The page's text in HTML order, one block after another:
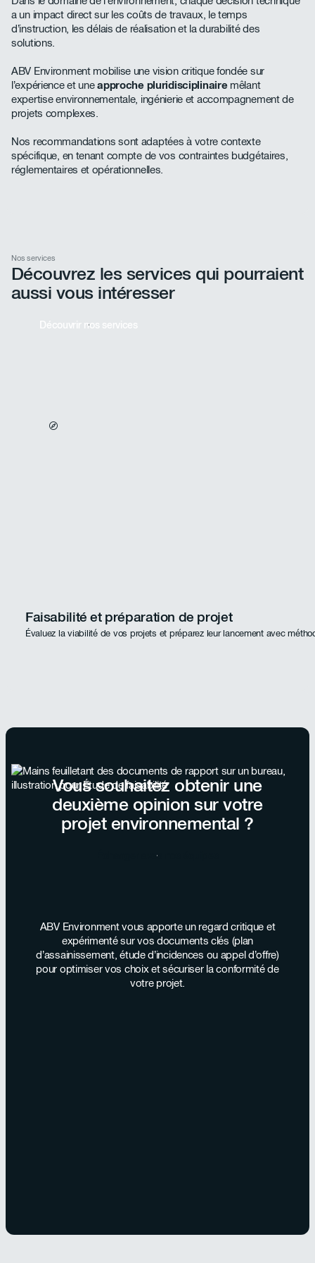
a un impact direct sur les coûts de travaux, le temps
d’instruction, les délais de réalisation et la durabilité des
solutions.
ABV Environment mobilise une vision critique fondée sur
l’expérience et uneapproche pluridisciplinaire mêlant
expertise environnementale, ingénierie et accompagnement de
projets complexes.
Nos recommandations sont adaptées à votre contexte
spécifique, en tenant compte de vos contraintes budgétaires,
réglementaires et opérationnelles.
Nos services
Découvrez les services qui pourraient
aussi vous intéresser
Découvrir nos services
Faisabilité et préparation de projet
Évaluez la viabilité de vos projets et préparez leur lancement avec
Vous souhaitez obtenir une
deuxième opinion sur votre
projet environnemental ?
Échanger avec nos équipes
ABV Environment vous apporte un regard critique et
expérimenté sur vos documents clés (plan
d’assainissement, étude d’incidences ou appel d’offre)
pour optimiser vos choix et sécuriser la conformité de
votre projet.